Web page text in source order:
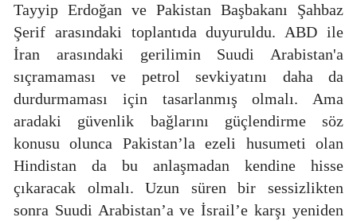
Tayyip Erdoğan ve Pakistan Başbakanı Şahbaz
Şerif arasındaki toplantıda duyuruldu. ABD ile
İran arasındaki gerilimin Suudi Arabistan'a
sıçramaması ve petrol sevkiyatını daha da
durdurmaması için tasarlanmış olmalı. Ama
aradaki güvenlik bağlarını güçlendirme söz
konusu olunca Pakistan’la ezeli husumeti olan
Hindistan da bu anlaşmadan kendine hisse
çıkaracak olmalı. Uzun süren bir sessizlikten
sonra Suudi Arabistan’a ve İsrail’e karşı yeniden